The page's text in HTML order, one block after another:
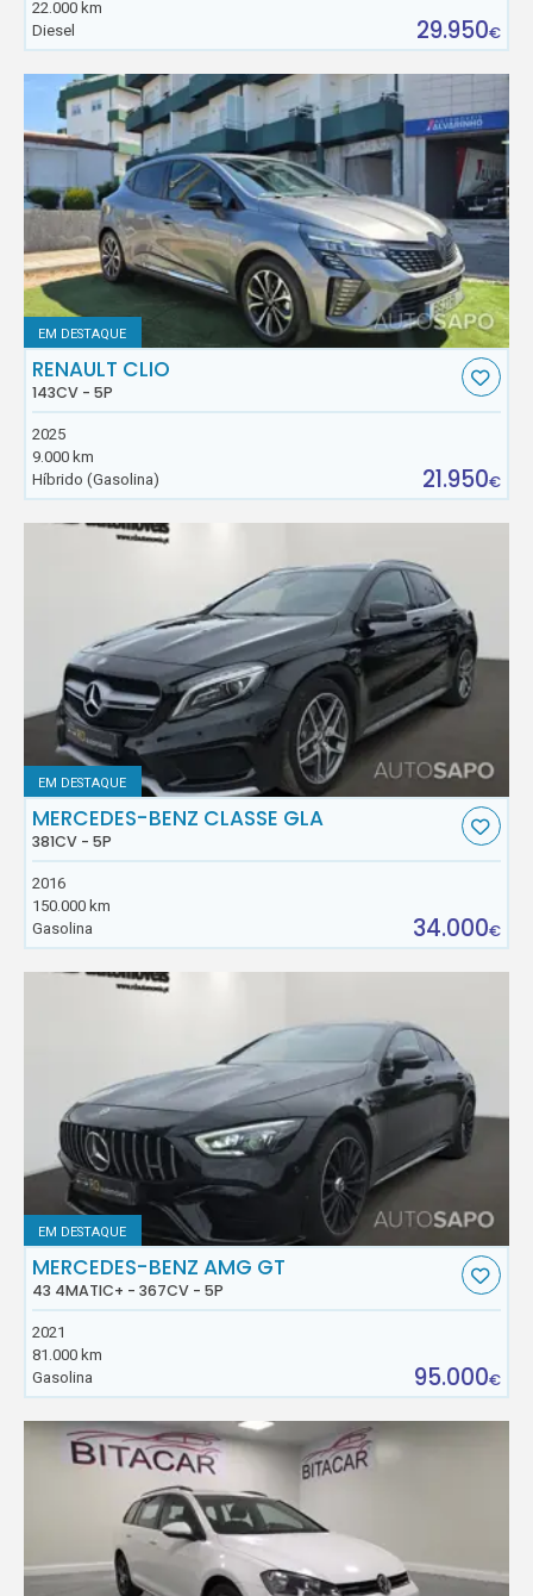
22.000 km
Diesel
29.950€
EM DESTAQUE
RENAULT CLIO
143CV - 5P
2025
9.000 km
Híbrido (Gasolina)
21.950€
EM DESTAQUE
MERCEDES-BENZ CLASSE GLA
381CV - 5P
2016
150.000 km
Gasolina
34.000€
EM DESTAQUE
MERCEDES-BENZ AMG GT
43 4MATIC+ - 367CV - 5P
2021
81.000 km
Gasolina
95.000€